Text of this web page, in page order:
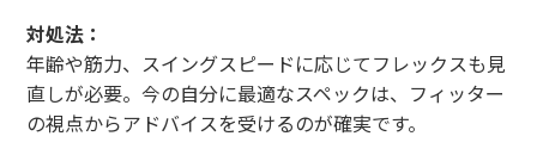
対処法：
年齢や筋力、スイングスピードに応じてフレックスも見
直しが必要。今の自分に最適なスペックは、フィッター
の視点からアドバイスを受けるのが確実です。